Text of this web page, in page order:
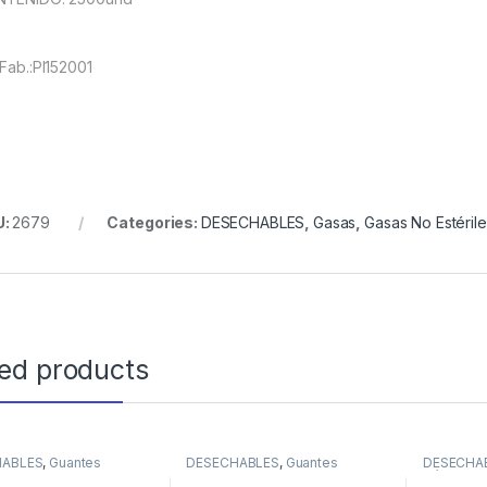
2679 Categories: DESECHABLES ,Gasas ,Gasas No
products
, Guantes DESECHABLES, Guantes
Cánulas